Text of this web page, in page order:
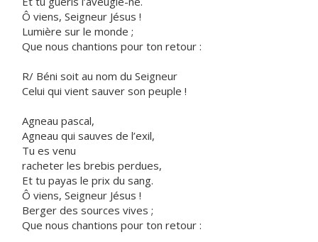
Ô viens, Seigneur Jésus !
Lumière sur le monde ;
Que nous chantions pour ton retour :
R/ Béni soit au nom du Seigneur
Celui qui vient sauver son peuple !
Agneau pascal,
Agneau qui sauves de l’exil,
Tu es venu
racheter les brebis perdues,
Et tu payas le prix du sang.
Ô viens, Seigneur Jésus !
Berger des sources vives ;
Que nous chantions pour ton retour :